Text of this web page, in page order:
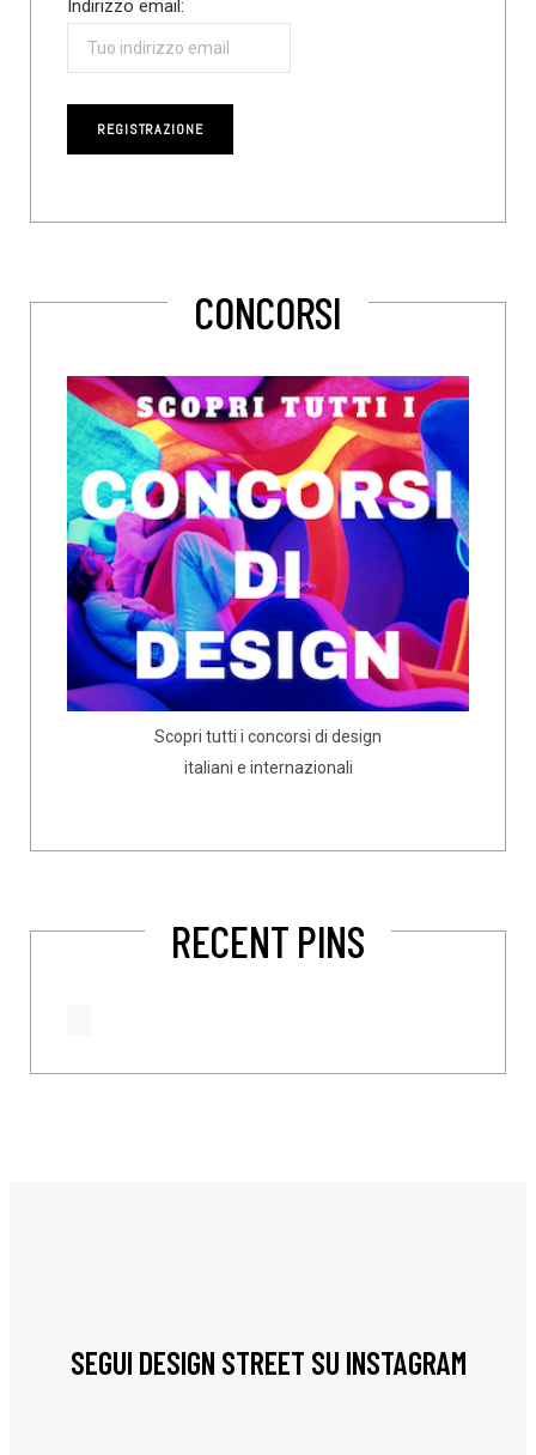
Indirizzo email:
CONCORSI
Scopri tutti i concorsi di design
italiani e internazionali
RECENT PINS
SEGUI DESIGN STREET SU INSTAGRAM